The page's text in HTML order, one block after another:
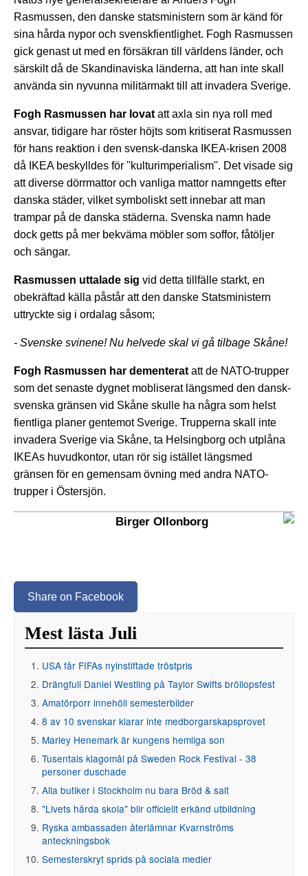
Rasmussen, den danske statsministern som är känd för
sina hårda nypor och svenskfientlighet. Fogh Rasmussen
gick genast ut med en försäkran till världens länder, och
särskilt då de Skandinaviska länderna, att han inte skall
använda sin nyvunna militärmakt till att invadera Sverige.
Fogh Rasmussen har lovat att axla sin nya roll med
ansvar, tidigare har röster höjts som kritiserat Rasmussen
för hans reaktion i den svensk-danska IKEA-krisen 2008
då IKEA beskylldes för ''kulturimperialism''. Det visade sig
att diverse dörrmattor och vanliga mattor namngetts efter
danska städer, vilket symboliskt sett innebar att man
trampar på de danska städerna. Svenska namn hade
dock getts på mer bekväma möbler som soffor, fåtöljer
och sängar.
Rasmussen uttalade sig vid detta tillfälle starkt, en
obekräftad källa påstår att den danske Statsministern
uttryckte sig i ordalag såsom;
- Svenske svinene! Nu helvede skal vi gå tilbage Skåne!
Fogh Rasmussen har dementerat att de NATO-trupper
som det senaste dygnet mobliserat längsmed den dansk-
svenska gränsen vid Skåne skulle ha några som helst
fientliga planer gentemot Sverige. Trupperna skall inte
invadera Sverige via Skåne, ta Helsingborg och utplåna
IKEAs huvudkontor, utan rör sig istället längsmed
gränsen för en gemensam övning med andra NATO-
trupper i Östersjön.
Birger Ollonborg
Share on Facebook
Mest lästa Juli
USA får FIFAs nyinstiftade tröstpris
Drängfull Daniel Westling på Taylor Swifts bröllopsfest
Amatörporr innehöll semesterbilder
8 av 10 svenskar klarar inte medborgarskapsprovet
Marley Henemark är kungens hemliga son
Tusentals klagomål på Sweden Rock Festival - 38
personer duschade
Alla butiker i Stockholm nu bara Bröd & salt
"Livets hårda skola" blir officiellt erkänd utbildning
Ryska ambassaden återlämnar Kvarnströms
anteckningsbok
Semesterskryt sprids på sociala medier